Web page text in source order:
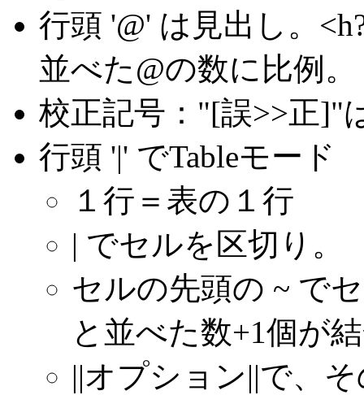
行頭 '@' は見出し。
並べた@の数に比例。
校正記号："[誤>>正]"
行頭 '|' でTableモード
１行＝表の１行
| でセルを区切り。
セルの先頭の ~ で
と並べた数+1個が
||オプション||で、